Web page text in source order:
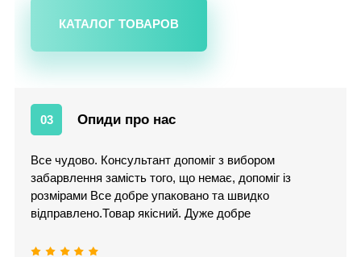
КАТАЛОГ ТОВАРОВ
03 Опиди про нас
Все чудово. Консультант допоміг з вибором
забарвлення замість того, що немає, допоміг із
розмірами Все добре упаковано та швидко
відправлено.Товар якісний. Дуже добре